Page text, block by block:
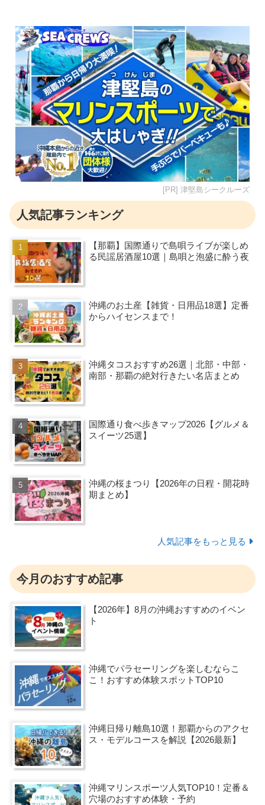
[PR] 津堅島シークルーズ
人気記事ランキング
【那覇】国際通りで島唄ライブが楽しめ
る民謡居酒屋10選｜島唄と泡盛に酔う夜
沖縄のお土産【雑貨・日用品18選】定番
からハイセンスまで！
沖縄タコスおすすめ26選｜北部・中部・
南部・那覇の絶対行きたい名店まとめ
国際通り食べ歩きマップ2026【グルメ＆
スイーツ25選】
沖縄の桜まつり【2026年の日程・開花時
期まとめ】
人気記事をもっと見る
今月のおすすめ記事
【2026年】8月の沖縄おすすめのイベン
ト
沖縄でパラセーリングを楽しむならこ
こ！おすすめ体験スポットTOP10
沖縄日帰り離島10選！那覇からのアクセ
ス・モデルコースを解説【2026最新】
沖縄マリンスポーツ人気TOP10！定番＆
穴場のおすすめ体験・予約